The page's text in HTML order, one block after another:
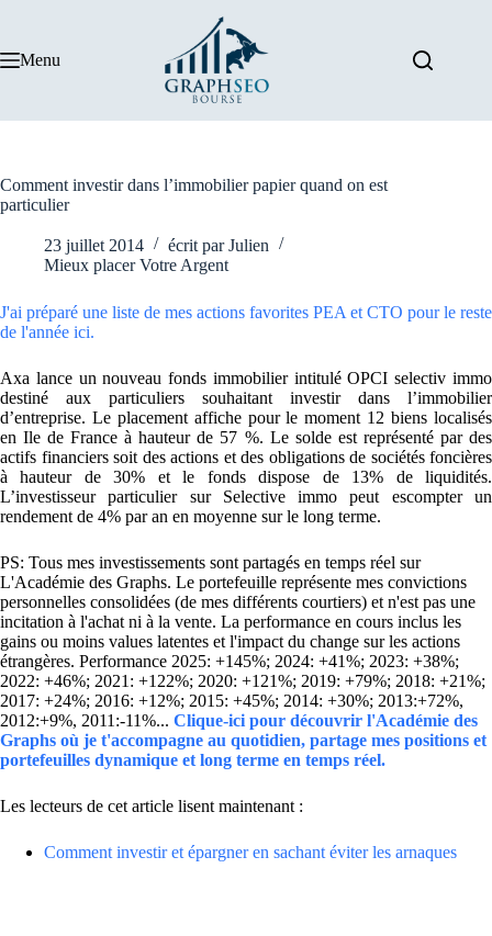
Menu
Comment investir dans l’immobilier papier quand on est
particulier
23 juillet 2014 écrit par Julien
Mieux placer Votre Argent
J'ai préparé une liste de mes actions favorites PEA et CTO pour le reste
de l'année ici.
Axa lance un nouveau fonds immobilier intitulé OPCI selectiv immo
destiné aux particuliers souhaitant investir dans l’immobilier
d’entreprise. Le placement affiche pour le moment 12 biens localisés
en Ile de France à hauteur de 57 %. Le solde est représenté par des
actifs financiers soit des actions et des obligations de sociétés foncières
à hauteur de 30% et le fonds dispose de 13% de liquidités.
L’investisseur particulier sur Selective immo peut escompter un
rendement de 4% par an en moyenne sur le long terme.
PS: Tous mes investissements sont partagés en temps réel sur
L'Académie des Graphs. Le portefeuille représente mes convictions
personnelles consolidées (de mes différents courtiers) et n'est pas une
incitation à l'achat ni à la vente. La performance en cours inclus les
gains ou moins values latentes et l'impact du change sur les actions
étrangères. Performance 2025: +145%; 2024: +41%; 2023: +38%;
2022: +46%; 2021: +122%; 2020: +121%; 2019: +79%; 2018: +21%;
2017: +24%; 2016: +12%; 2015: +45%; 2014: +30%; 2013:+72%,
2012:+9%, 2011:-11%... Clique-ici pour découvrir l'Académie des
Graphs où je t'accompagne au quotidien, partage mes positions et
portefeuilles dynamique et long terme en temps réel.
Les lecteurs de cet article lisent maintenant :
Comment investir et épargner en sachant éviter les arnaques